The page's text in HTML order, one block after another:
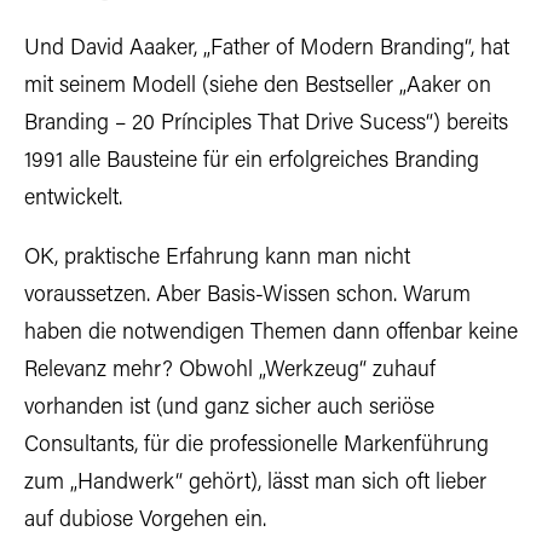
Und David Aaaker, „Father of Modern Branding“, hat
mit seinem Modell (siehe den Bestseller „Aaker on
Branding – 20 Prínciples That Drive Sucess“) bereits
1991 alle Bausteine für ein erfolgreiches Branding
entwickelt.
OK, praktische Erfahrung kann man nicht
voraussetzen. Aber Basis-Wissen schon. Warum
haben die notwendigen Themen dann offenbar keine
Relevanz mehr? Obwohl „Werkzeug“ zuhauf
vorhanden ist (und ganz sicher auch seriöse
Consultants, für die professionelle Markenführung
zum „Handwerk“ gehört), lässt man sich oft lieber
auf dubiose Vorgehen ein.